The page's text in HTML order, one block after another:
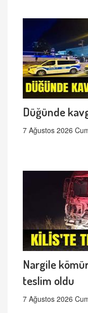
Düğünde
7 Ağustos 2026
Nargile
teslim oldu
7 Ağustos 2026